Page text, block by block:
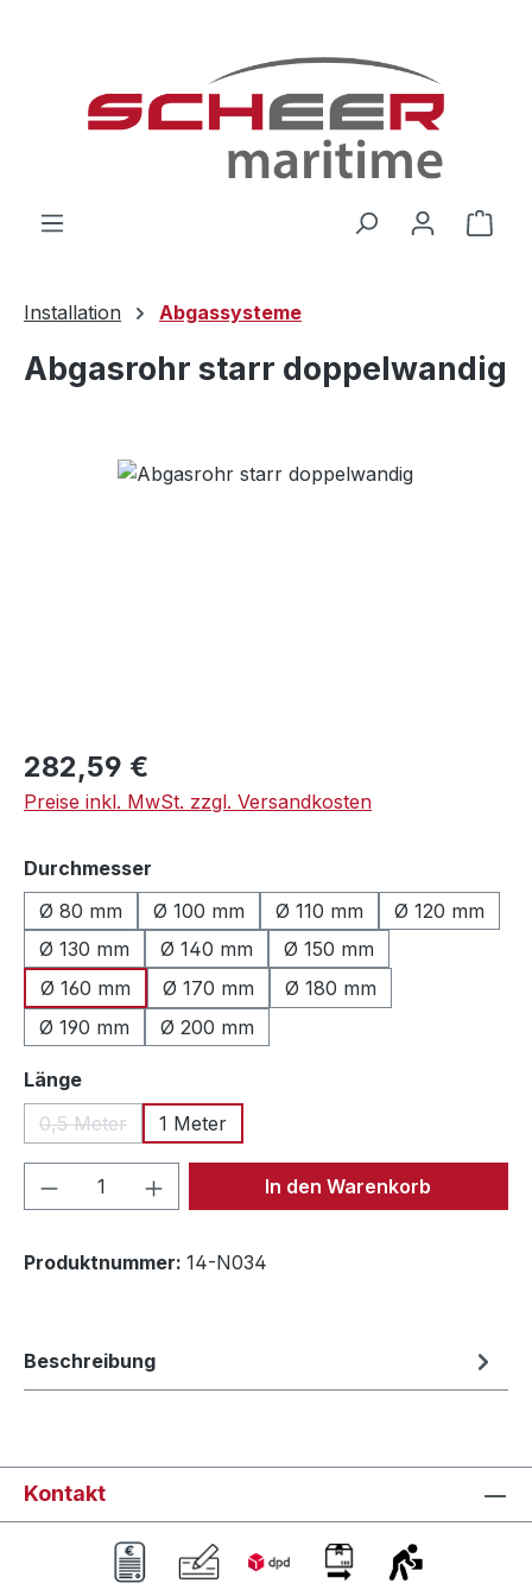
Installation Abgassysteme
Abgasrohr starr doppelwandig
Bildergalerie überspringen
Regulärer Preis:
282,59 €
Preise inkl. MwSt. zzgl. Versandkosten
Durchmesser
Ø 80 mm
Ø 100 mm Ø 110 mm
Ø 120 mm
Ø 130 mm
Ø 140 mm
Ø 150 mm
Ø 160 mm
Ø 170 mm
Ø 180 mm
Ø 190 mm
Ø 200 mm
Längeauswählen
0,5 Meter
(Diese Option ist zurzeit nicht verfügbar.)
1 Meter
Produkt Anzahl: Gib denIn den Warenkorb
Produktnummer: 14-N034
Beschreibung
Kontakt